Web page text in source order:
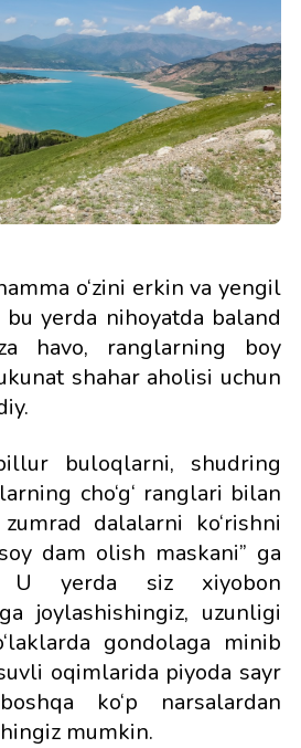
o‘zini erkin va yengil
yerda nihoyatda baland
havo, ranglarning boy
shahar aholisi uchun
buloqlarni, shudring
cho‘g‘ ranglari bilan
dalalarni ko‘rishni
dam olish maskani” ga
U yerda siz xiyobon
joylashishingiz, uzunligi
gondolaga minib
oqimlarida piyoda sayr
ko‘p narsalardan
mumkin.